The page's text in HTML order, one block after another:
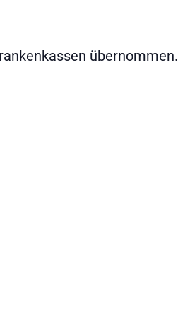
übernommen.